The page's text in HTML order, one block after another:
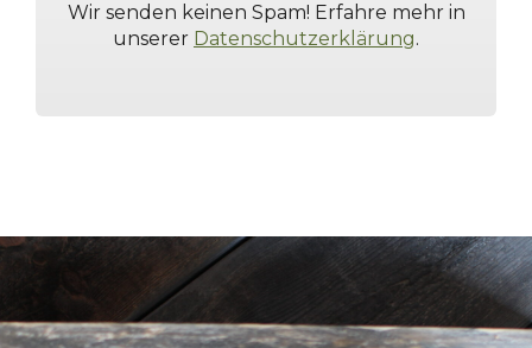
Wir senden keinen Spam! Erfahre mehr in
unserer Datenschutzerklärung.